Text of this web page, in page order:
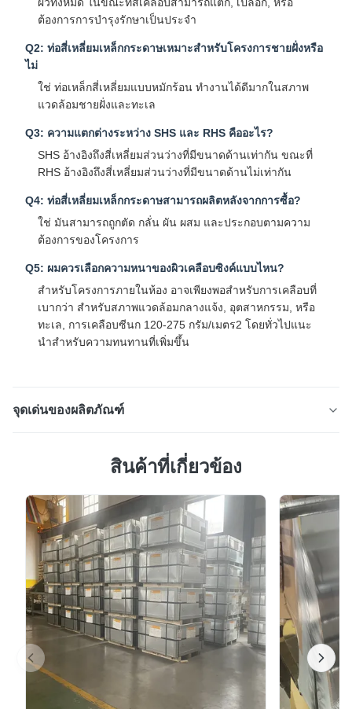
ต้องการการบํารุงรักษาเป็นประจํา
Q2: ท่อสี่เหลี่ยมเหล็กกระดาษเหมาะสําหรับโครงการชายฝั่งหรือ
ไม่
ใช่ ท่อเหล็กสี่เหลี่ยมแบบหมักร้อน ทํางานได้ดีมากในสภาพ
แวดล้อมชายฝั่งและทะเล
Q3: ความแตกต่างระหว่าง SHS และ RHS คืออะไร?
SHS อ้างอิงถึงสี่เหลี่ยมส่วนว่างที่มีขนาดด้านเท่ากัน ขณะที่
RHS อ้างอิงถึงสี่เหลี่ยมส่วนว่างที่มีขนาดด้านไม่เท่ากัน
Q4: ท่อสี่เหลี่ยมเหล็กกระดาษสามารถผลิตหลังจากการซื้อ?
ใช่ มันสามารถถูกตัด กลั่น ผัน ผสม และประกอบตามความ
ต้องการของโครงการ
Q5: ผมควรเลือกความหนาของผิวเคลือบซิงค์แบบไหน?
สําหรับโครงการภายในห้อง อาจเพียงพอสําหรับการเคลือบที่
เบากว่า สําหรับสภาพแวดล้อมกลางแจ้ง, อุตสาหกรรม, หรือ
ทะเล, การเคลือบซีนก 120-275 กรัม/เมตร2 โดยทั่วไปแนะ
นําสําหรับความทนทานที่เพิ่มขึ้น
จุดเด่นของผลิตภัณฑ์
และการผลิตอุตสาหกรรม คําอธิบายสินค้า ผนังเหล็กสี่เหลี่ยม
โครงสร้างหลากหลายที่ออกแบบมาเพื่อให้ความแข็งแรงที่
โดดเด่นและความน่าเชื่อถือในระยะยาวผลิตจากสแตนเลส
คาร์บอนพรีเมี่ยมและเคลือบด้วยซิงก์ผ่านก...
สินค้าที่เกี่ยวข้อง